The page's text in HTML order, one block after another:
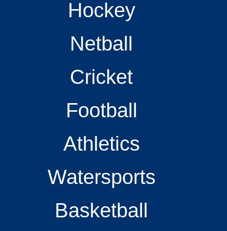
Hockey
Netball
Cricket
Football
Athletics
Watersports
Basketball